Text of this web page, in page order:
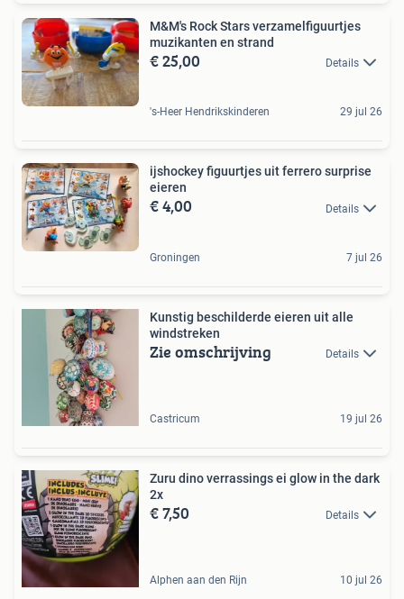
M&M's Rock Stars verzamelfiguurtjes
muzikanten en strand
€ 25,00 Details
's-Heer Hendrikskinderen 29 jul 26
ijshockey figuurtjes uit ferrero surprise
eieren
€ 4,00 Details
Groningen 7 jul 26
Kunstig beschilderde eieren uit alle
windstreken
Zie omschrijving Details
Castricum 19 jul 26
Zuru dino verrassings ei glow in the dark
2x
€ 7,50 Details
Alphen aan den Rijn 10 jul 26